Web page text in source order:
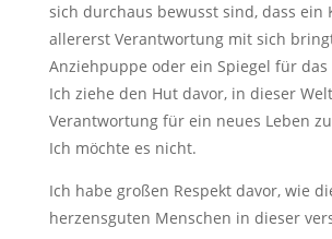
sich durchaus bewusst sind, dass ein
allererst Verantwortung mit sich
Anziehpuppe oder ein Spiegel für das
Ich ziehe den Hut davor, in dieser
Verantwortung für ein neues Leben
Ich möchte es nicht.
Ich habe großen Respekt davor, wie
herzensguten Menschen in dieser